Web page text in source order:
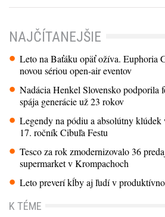
NAJČÍTANEJŠIE
Leto na Baťáku opäť ožíva. Euphoria
novou sériou open-air eventov
Nadácia Henkel Slovensko
spája generácie už 23 rokov
Legendy na pódiu a absolútny
17. ročník Cibuľa Festu
Tesco za rok zmodernizovalo 36
supermarket v Krompachoch
Leto preverí kĺby aj ľudí v
K TÉME